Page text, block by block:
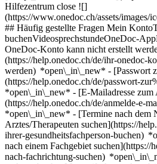
Hilfezentrum close ![]
(https://www.onedoc.ch/assets/images/
## Häufig gestellte Fragen Mein
buchenVideosprechstundeOneDoc-
OneDoc-Konto kann nicht erstellt
(https://help.onedoc.ch/de/ihr-onedoc-
werden) *open\_in\_new* - [Passwort
(https://help.onedoc.ch/de/passwort-
*open\_in\_new* - [E-Mailadresse zum
(https://help.onedoc.ch/de/anmelde-e-
*open\_in\_new* - [Termine nach dem
Arztes/Therapeuten suchen](https://
ihrer-gesundheitsfachperson-buchen)
nach einem Fachgebiet suchen](https://
nach-fachrichtung-suchen)